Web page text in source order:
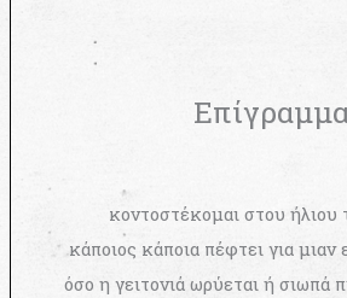
κοντοστέκομαι στου ήλιου
κάποιος κάποια πέφτει για μιαν
όσο η γειτονιά ωρύεται ή σιωπά